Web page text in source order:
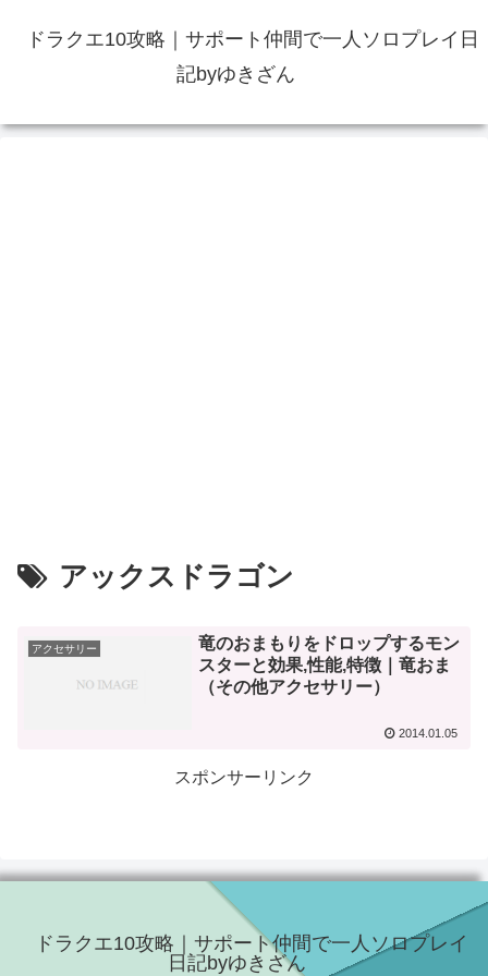
ドラクエ10攻略｜サポート仲間で一人ソロプレイ日
記byゆきざん
アックスドラゴン
アクセサリー
竜のおまもりをドロップするモン
スターと効果,性能,特徴｜竜おま
（その他アクセサリー）
2014.01.05
スポンサーリンク
ドラクエ10攻略｜サポート仲間で一人ソロプレイ
日記byゆきざん